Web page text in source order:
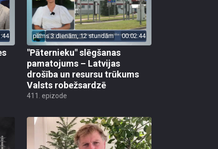
pirms 3 dienām, 12 stundām 00:02:44
"Pāternieku" slēgšanas
pamatojums – Latvijas
drošība un resursu trūkums
Valsts robežsardzē
411. epizode